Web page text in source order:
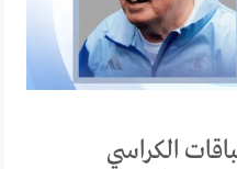
الكراسي